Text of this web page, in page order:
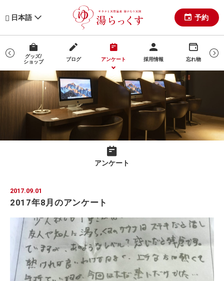
日本語 予約
グッズ/
ショップ
ブログ アンケート 採用情報 忘れ物
アンケート
2017.09.01
2017年8月のアンケート